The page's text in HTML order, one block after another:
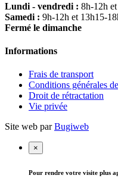
Lundi - vendredi : 8h-12h
Samedi : 9h-12h et 13h15-
Fermé le dimanche
Informations
Frais de transport
Conditions générales
Droit de rétractation
Vie privée
Site web parBugiweb
×
Pour rendre votre visite plus